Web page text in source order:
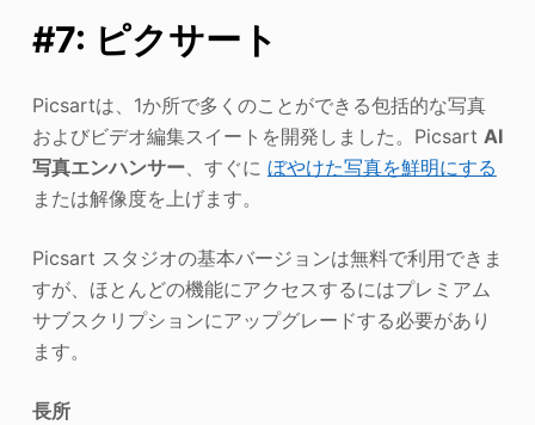
#7: ピクサート
Picsartは、1か所で多くのことができる包括的な写真
およびビデオ編集スイートを開発しました。Picsart AI
写真エンハンサー、すぐに ぼやけた写真を鮮明にする
または解像度を上げます。
Picsart スタジオの基本バージョンは無料で利用できま
すが、ほとんどの機能にアクセスするにはプレミアム
サブスクリプションにアップグレードする必要があり
ます。
長所